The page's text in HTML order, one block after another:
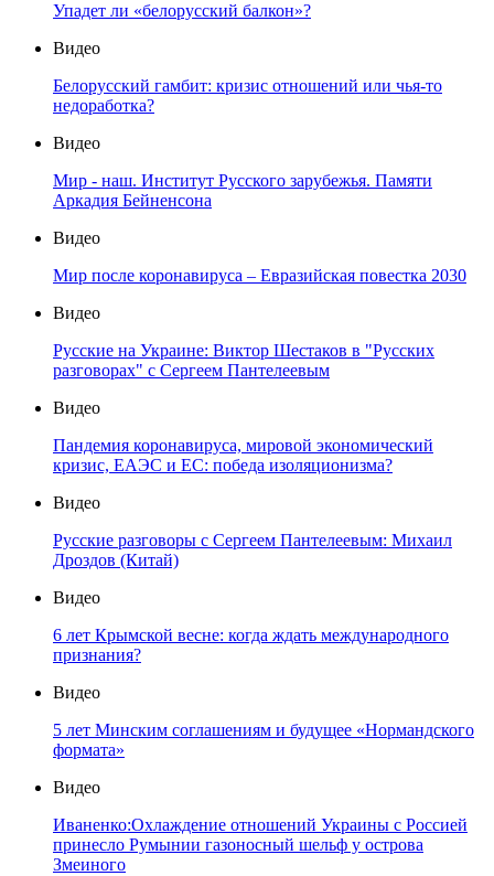
Упадет ли «белорусский балкон»?
Видео
Белорусский гамбит: кризис отношений или чья-то
недоработка?
Видео
Мир - наш. Институт Русского зарубежья. Памяти
Аркадия Бейненсона
Видео
Мир после коронавируса – Евразийская повестка 2030
Видео
Русские на Украине: Виктор Шестаков в "Русских
разговорах" с Сергеем Пантелеевым
Видео
Пандемия коронавируса, мировой экономический
кризис, ЕАЭС и ЕС: победа изоляционизма?
Видео
Русские разговоры с Сергеем Пантелеевым: Михаил
Дроздов (Китай)
Видео
6 лет Крымской весне: когда ждать международного
признания?
Видео
5 лет Минским соглашениям и будущее «Нормандского
формата»
Видео
Иваненко:Охлаждение отношений Украины с Россией
принесло Румынии газоносный шельф у острова
Змеиного